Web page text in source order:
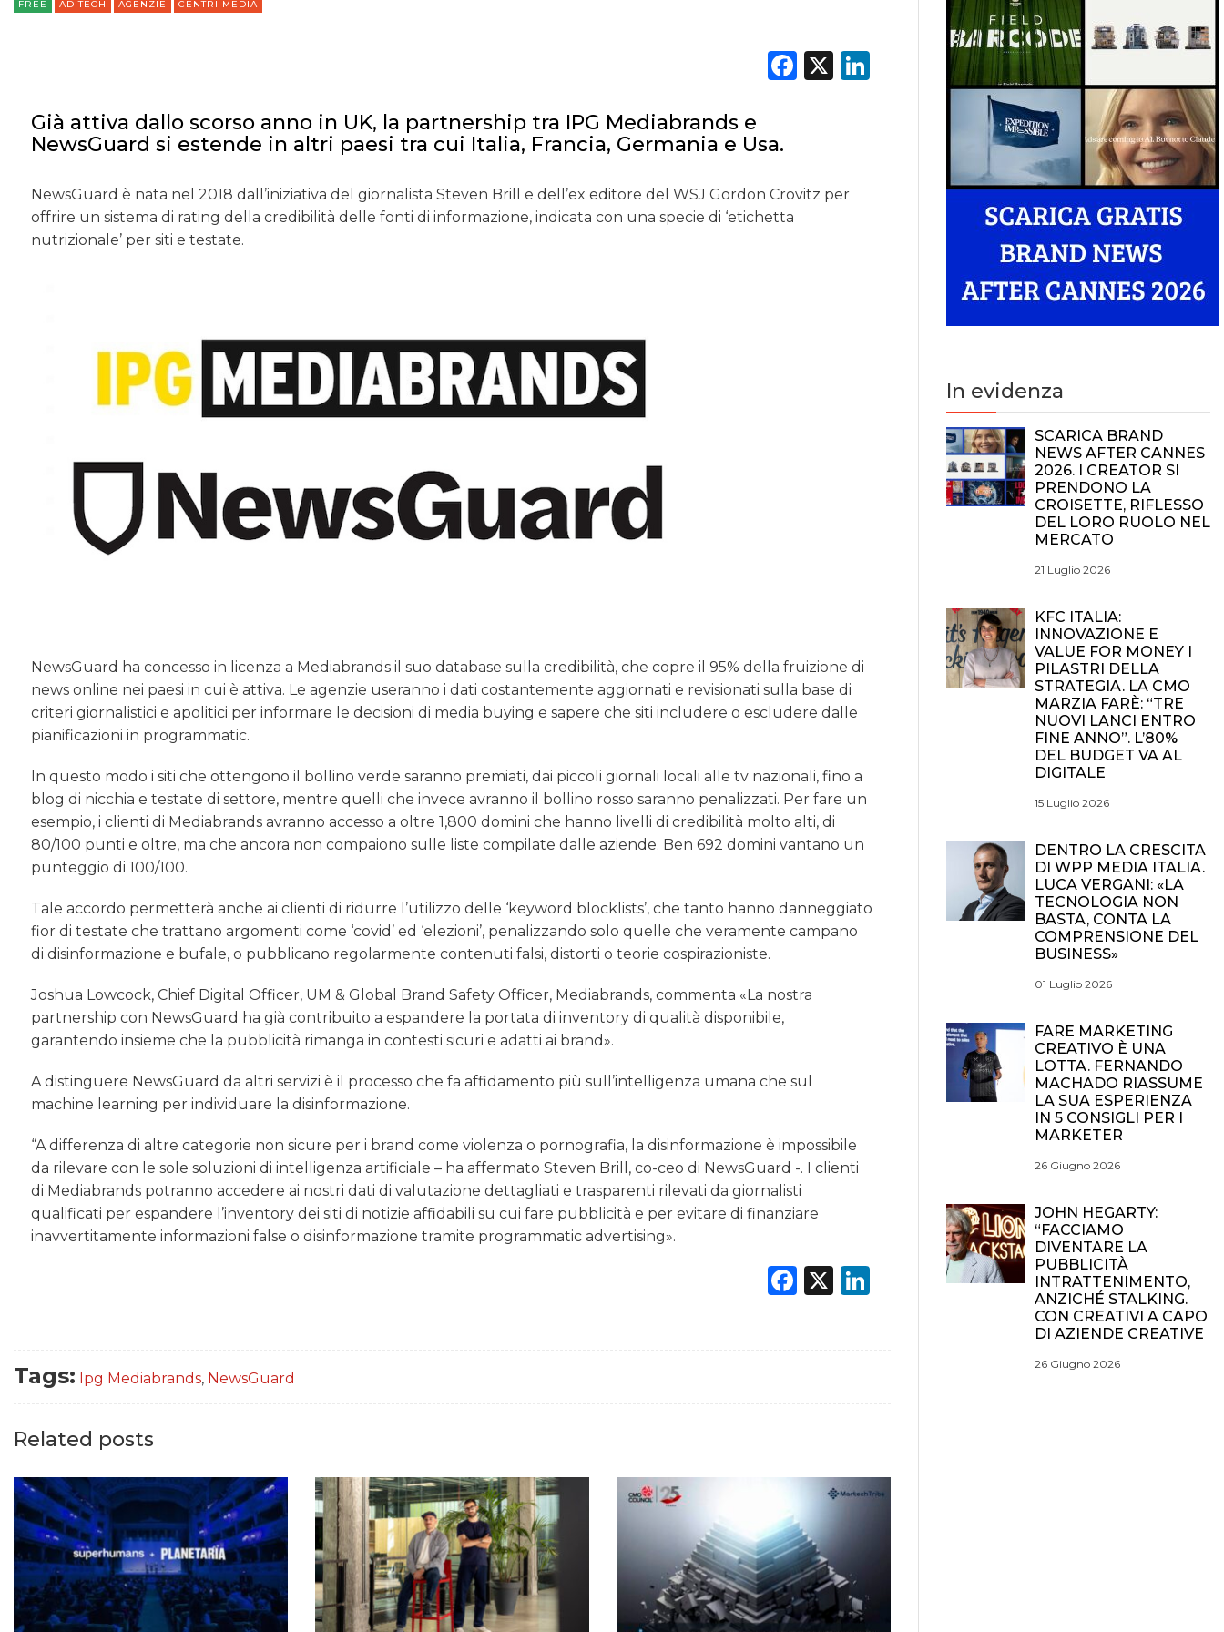
OPINIONI
FREE AD TECH AGENZIE CENTRI MEDIA
Facebook
X LinkedIn
Già attiva dallo scorso anno in UK, la partnership tra IPG Mediabrands e
NewsGuard si estende in altri paesi tra cui Italia, Francia, Germania e Usa.
NewsGuard è nata nel 2018 dall’iniziativa del giornalista Steven Brill e dell’ex editore del WSJ Gordon Crovitz per
offrire un sistema di rating della credibilità delle fonti di informazione, indicata con una specie di ‘etichetta
nutrizionale’ per siti e testate.
NewsGuard ha concesso in licenza a Mediabrands il suo database sulla credibilità, che copre il 95% della fruizione di
news online nei paesi in cui è attiva. Le agenzie useranno i dati costantemente aggiornati e revisionati sulla base di
criteri giornalistici e apolitici per informare le decisioni di media buying e sapere che siti includere o escludere dalle
pianificazioni in programmatic.
In questo modo i siti che ottengono il bollino verde saranno premiati, dai piccoli giornali locali alle tv nazionali, fino a
blog di nicchia e testate di settore, mentre quelli che invece avranno il bollino rosso saranno penalizzati. Per fare un
esempio, i clienti di Mediabrands avranno accesso a oltre 1,800 domini che hanno livelli di credibilità molto alti, di
80/100 punti e oltre, ma che ancora non compaiono sulle liste compilate dalle aziende. Ben 692 domini vantano un
punteggio di 100/100.
Tale accordo permetterà anche ai clienti di ridurre l’utilizzo delle ‘keyword blocklists’, che tanto hanno danneggiato
fior di testate che trattano argomenti come ‘covid’ ed ‘elezioni’, penalizzando solo quelle che veramente campano
di disinformazione e bufale, o pubblicano regolarmente contenuti falsi, distorti o teorie cospirazioniste.
Joshua Lowcock, Chief Digital Officer, UM & Global Brand Safety Officer, Mediabrands, commenta «La nostra
partnership con NewsGuard ha già contribuito a espandere la portata di inventory di qualità disponibile,
garantendo insieme che la pubblicità rimanga in contesti sicuri e adatti ai brand».
A distinguere NewsGuard da altri servizi è il processo che fa affidamento più sull’intelligenza umana che sul
machine learning per individuare la disinformazione.
“A differenza di altre categorie non sicure per i brand come violenza o pornografia, la disinformazione è impossibile
da rilevare con le sole soluzioni di intelligenza artificiale – ha affermato Steven Brill, co-ceo di NewsGuard -. I clienti
di Mediabrands potranno accedere ai nostri dati di valutazione dettagliati e trasparenti rilevati da giornalisti
qualificati per espandere l’inventory dei siti di notizie affidabili su cui fare pubblicità e per evitare di finanziare
inavvertitamente informazioni false o disinformazione tramite programmatic advertising».
Facebook
X LinkedIn
Tags: Ipg Mediabrands, NewsGuard
Related posts
In evidenza
SCARICA BRAND
NEWS AFTER CANNES
2026. I CREATOR SI
PRENDONO LA
CROISETTE, RIFLESSO
DEL LORO RUOLO NEL
MERCATO
21 Luglio 2026
KFC ITALIA:
INNOVAZIONE E
VALUE FOR MONEY I
PILASTRI DELLA
STRATEGIA. LA CMO
MARZIA FARÈ: “TRE
NUOVI LANCI ENTRO
FINE ANNO”. L’80%
DEL BUDGET VA AL
DIGITALE
15 Luglio 2026
DENTRO LA CRESCITA
DI WPP MEDIA ITALIA.
LUCA VERGANI: «LA
TECNOLOGIA NON
BASTA, CONTA LA
COMPRENSIONE DEL
BUSINESS»
01 Luglio 2026
FARE MARKETING
CREATIVO È UNA
LOTTA. FERNANDO
MACHADO RIASSUME
LA SUA ESPERIENZA
IN 5 CONSIGLI PER I
MARKETER
26 Giugno 2026
JOHN HEGARTY:
“FACCIAMO
DIVENTARE LA
PUBBLICITÀ
INTRATTENIMENTO,
ANZICHÉ STALKING.
CON CREATIVI A CAPO
DI AZIENDE CREATIVE
26 Giugno 2026